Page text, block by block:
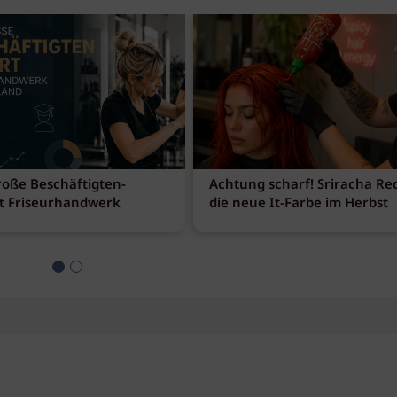
Digital / ONLINE
Düsseldorf / NW
Beschäftigten-
Friseurhandwerk
Achtung scharf! Sriracha
die neue It-Farbe im Herbst